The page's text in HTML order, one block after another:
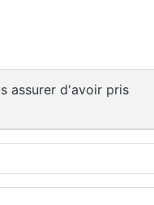
assurer d'avoir pris